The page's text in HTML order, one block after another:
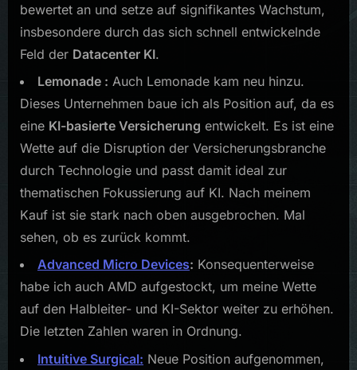
bewertet an und setze auf signifikantes Wachstum,
insbesondere durch das sich schnell entwickelnde
Feld der Datacenter KI.
Lemonade : Auch Lemonade kam neu hinzu.
Dieses Unternehmen baue ich als Position auf, da es
eine KI-basierte Versicherung entwickelt. Es ist eine
Wette auf die Disruption der Versicherungsbranche
durch Technologie und passt damit ideal zur
thematischen Fokussierung auf KI. Nach meinem
Kauf ist sie stark nach oben ausgebrochen. Mal
sehen, ob es zurück kommt.
Advanced Micro Devices: Konsequenterweise
habe ich auch AMD aufgestockt, um meine Wette
auf den Halbleiter- und KI-Sektor weiter zu erhöhen.
Die letzten Zahlen waren in Ordnung.
Intuitive Surgical: Neue Position aufgenommen,